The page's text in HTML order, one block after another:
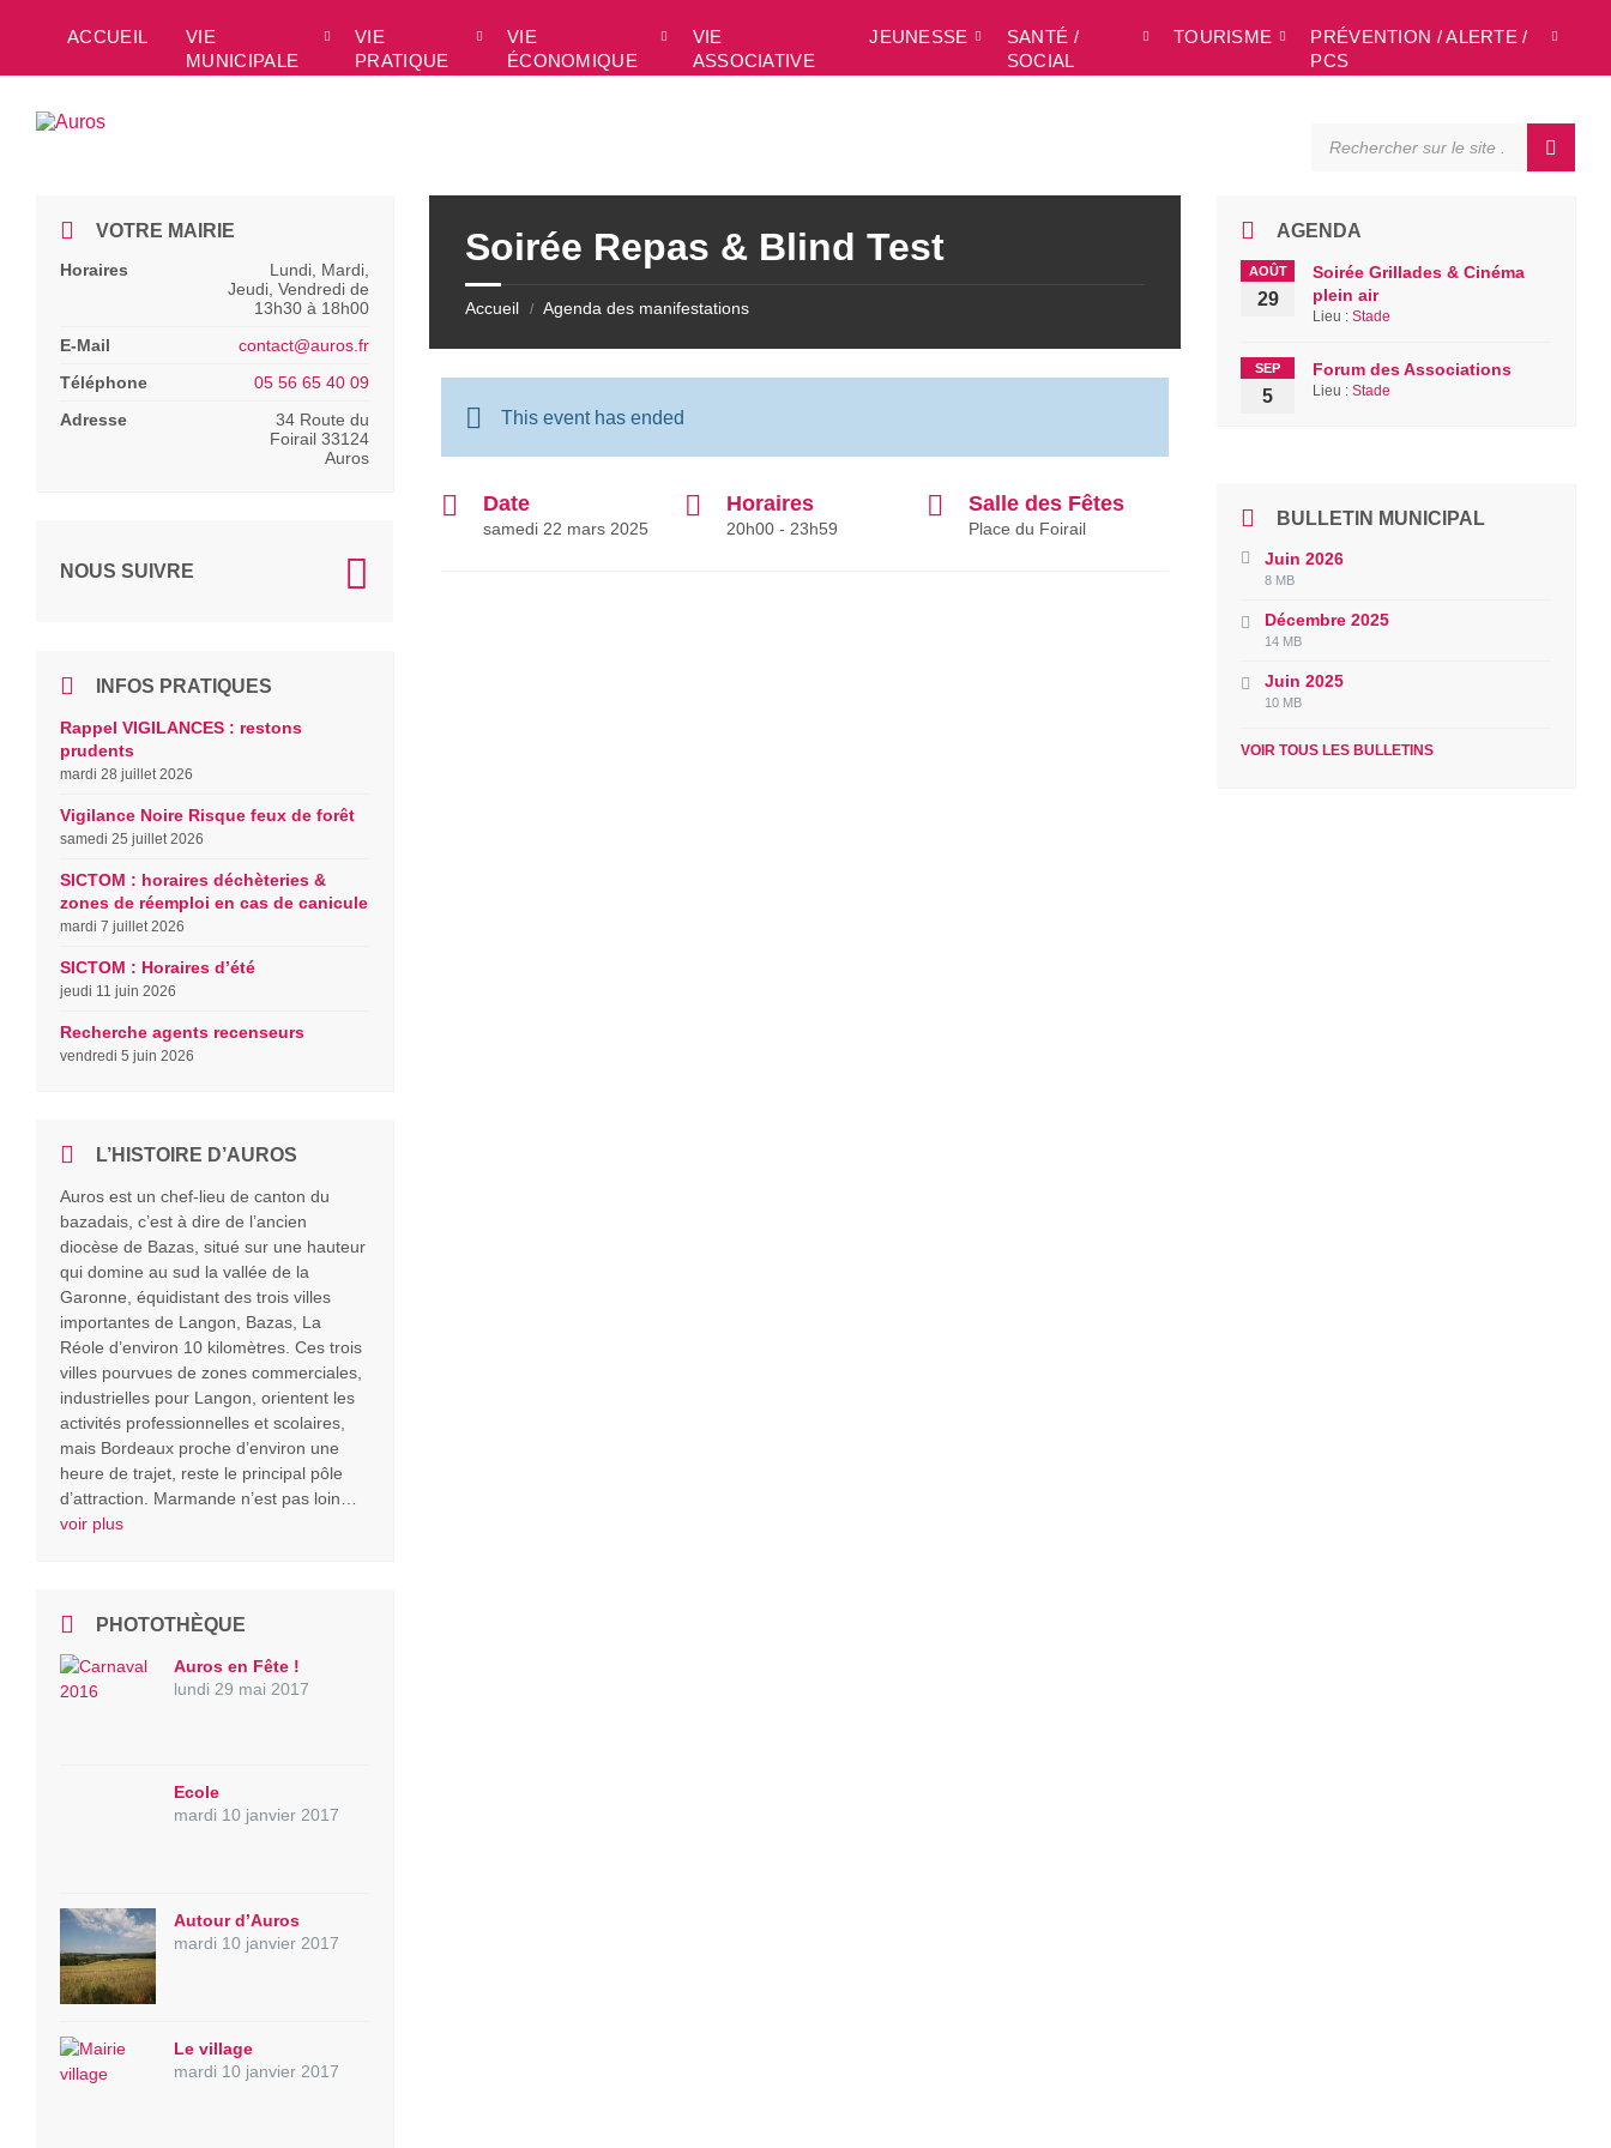
sidebar
sidebar
ACCUEIL
VIE
MUNICIPALE
VIE
PRATIQUE
VIE
ÉCONOMIQUE
VIE
ASSOCIATIVE
JEUNESSE
SANTÉ /
SOCIAL
TOURISME
PRÉVENTION / ALERTE /
PCS
Soirée Repas & Blind Test
Accueil / Agenda des manifestations
This event has ended
Date
samedi 22 mars 2025
Horaires
20h00 - 23h59
Salle des Fêtes
Place du Foirail
VOTRE MAIRIE
Horaires
Lundi, Mardi,
Jeudi, Vendredi de
13h30 à 18h00
E-Mail
contact@auros.fr
Téléphone
05 56 65 40 09
Adresse
34 Route du
Foirail 33124
Auros
NOUS SUIVRE
INFOS PRATIQUES
Rappel VIGILANCES : restons
prudents
mardi 28 juillet 2026
Vigilance Noire Risque feux de forêt
samedi 25 juillet 2026
SICTOM : horaires déchèteries &
zones de réemploi en cas de canicule
mardi 7 juillet 2026
SICTOM : Horaires d’été
jeudi 11 juin 2026
Recherche agents recenseurs
vendredi 5 juin 2026
L’HISTOIRE D’AUROS
Auros est un chef-lieu de canton du
bazadais, c’est à dire de l’ancien
diocèse de Bazas, situé sur une hauteur
qui domine au sud la vallée de la
Garonne, équidistant des trois villes
importantes de Langon, Bazas, La
Réole d’environ 10 kilomètres. Ces trois
villes pourvues de zones commerciales,
industrielles pour Langon, orientent les
activités professionnelles et scolaires,
mais Bordeaux proche d’environ une
heure de trajet, reste le principal pôle
d’attraction. Marmande n’est pas loin…
voir plus
PHOTOTHÈQUE
Auros en Fête !
lundi 29 mai 2017
Ecole
mardi 10 janvier 2017
Autour d’Auros
mardi 10 janvier 2017
Le village
mardi 10 janvier 2017
AGENDA
AOÛT
29
Soirée Grillades & Cinéma
plein air
Lieu :Stade
SEP
5
Forum des Associations
Lieu :Stade
BULLETIN MUNICIPAL
Juin 2026
File
pdf
File
8 MB
Décembre 2025
File
pdf
File
14 MB
Juin 2025
File
pdf
File
10 MB
VOIR TOUS LES BULLETINS